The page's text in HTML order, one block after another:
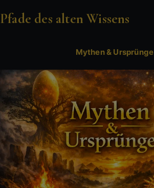
Pfade des alten Wissens
Mythen & Ursprünge